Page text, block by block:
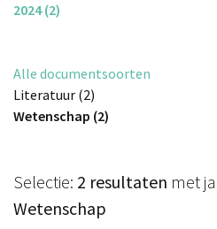
2024 (2)
Alle documentsoorten
Literatuur (2)
Wetenschap (2)
Selectie: 2 resultaten met
Wetenschap